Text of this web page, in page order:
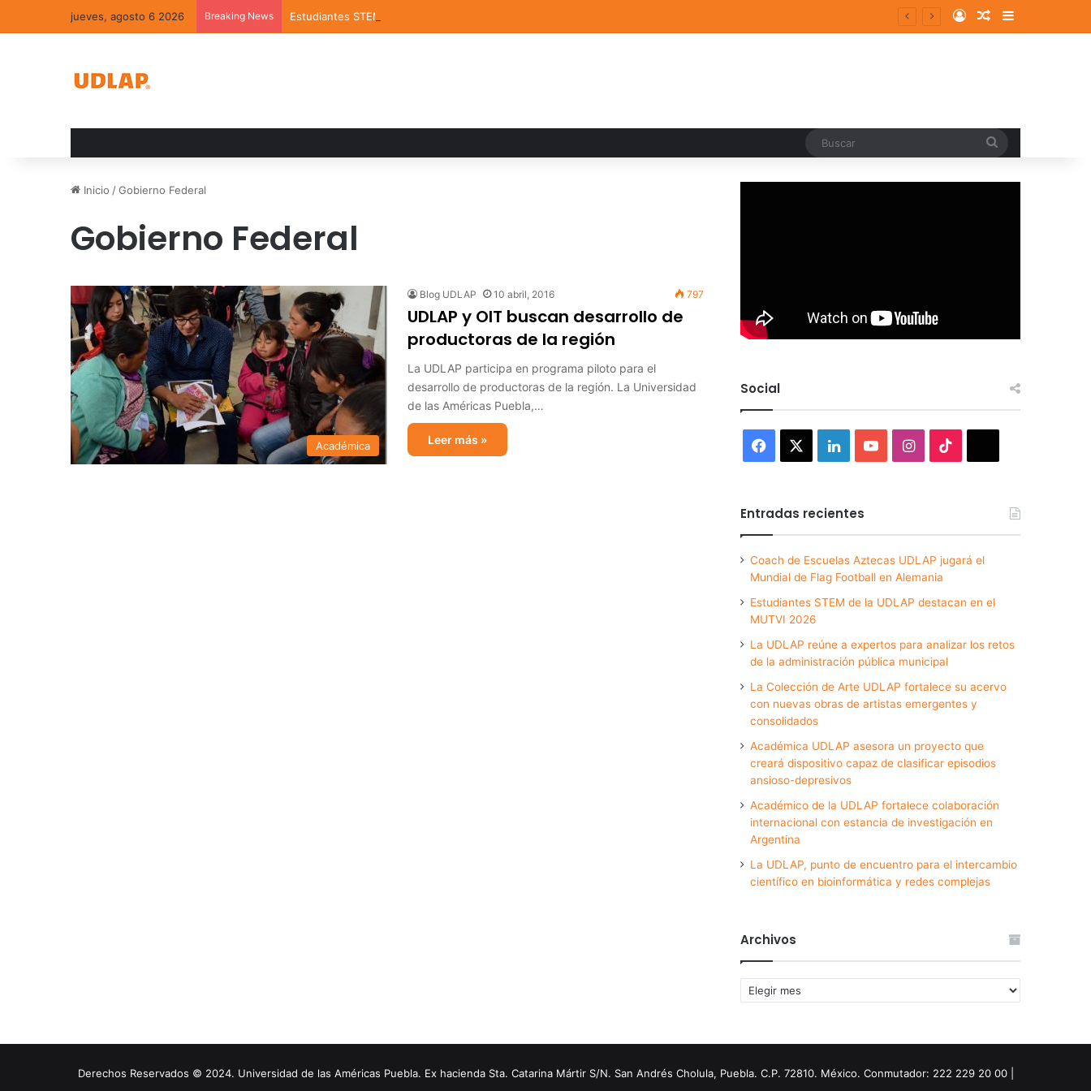
jueves, agosto 6 2026 Breaking News Estudiantes STEM de la UDLAP destacan en el MUTVI 2026 Log InRandom Article
Sidebar
Inicio /Gobierno Federal
Gobierno Federal
Académica
Blog UDLAP 10 abril, 2016 797
UDLAP y OIT buscan desarrollo de
productoras de la región
La UDLAP participa en programa piloto para el
desarrollo de productoras de la región. La Universidad
de las Américas Puebla,…
Leer más »
Social
Facebook LinkedInYouTubeInstagram
Entradas recientes
Coach de Escuelas Aztecas UDLAP jugará el
Mundial de Flag Football en Alemania
Estudiantes STEM de la UDLAP destacan en el
MUTVI 2026
La UDLAP reúne a expertos para analizar los retos
de la administración pública municipal
La Colección de Arte UDLAP fortalece su acervo
con nuevas obras de artistas emergentes y
consolidados
Académica UDLAP asesora un proyecto que
creará dispositivo capaz de clasificar episodios
ansioso-depresivos
Académico de la UDLAP fortalece colaboración
internacional con estancia de investigación en
Argentina
La UDLAP, punto de encuentro para el intercambio
científico en bioinformática y redes complejas
Archivos
Archivos
Derechos Reservados © 2024. Universidad de las Américas Puebla. Ex hacienda Sta. Catarina Mártir S/N. San Andrés Cholula, Puebla. C.P. 72810. México. Conmutador: 222 229 20 00 |